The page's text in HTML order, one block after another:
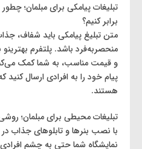
تبلیغات پیامکی برای مبلمان؛
برابر کنیم؟
متن تبلیغ پیامکی باید شفاف،
منحصربه‌فرد باشد. پلتفرم
و قیمت مناسب، به شما کمک
پیام خود را به افرادی ارسال کنید
هستند.
تبلیغات محیطی برای مبلمان؛
با نصب بنرها و تابلوهای جذاب در
نمایشگاه شما حتی به چشم